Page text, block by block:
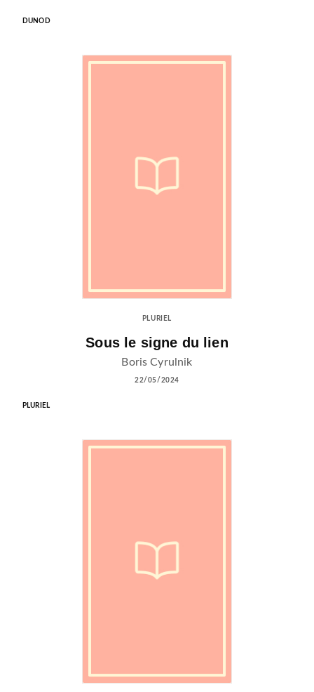
DUNOD
PLURIEL
Sous le signe du lien
Boris Cyrulnik
22/05/2024
PLURIEL